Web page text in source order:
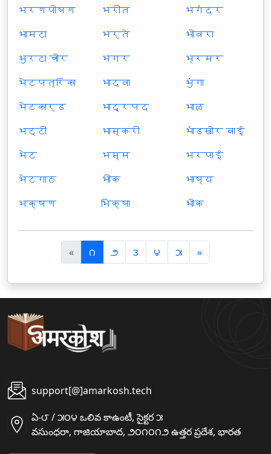
भरणपोषण
भामटा
भुरटा चोर
भेटपत्रिका
भेटकार्ड
भट्टी
भेट
भेटगाठ
भक्षण
भरीत
भर्ते
भगर
भादवा
भाद्रपद
भास्करी
भस्म
भीक
भिक्षा
भगंदर
भोवरा
भ्रमर
भुंगा
भाळ
भांडखोर बाई
भरपाई
भाष्य
भोक
«पि
छ
ला
౧ ౨ ౩ ౪ ౫ »अ
ग
ला
support[@]amarkosh.tech
ఏ-౮ / ౫౦౪ ఒలివ కాఉంటీ, సైక్టర ౫
వసుంధరా, గాజియాబాద, ౨౦౧౦౧౨ ఉత్తర ప్రదేశ, భారత